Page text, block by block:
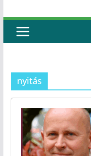
nyitás